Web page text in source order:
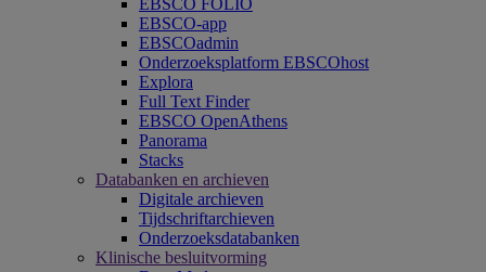
EBSCO FOLIO
EBSCO-app
EBSCOadmin
Onderzoeksplatform EBSCOhost
Explora
Full Text Finder
EBSCO OpenAthens
Panorama
Stacks
Databanken en archieven
Digitale archieven
Tijdschriftarchieven
Onderzoeksdatabanken
Klinische besluitvorming